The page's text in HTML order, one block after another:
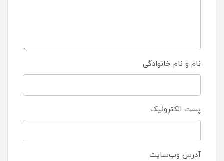
نام و نام خانوادگی
پست الکترونیک
آدرس وب‌سایت